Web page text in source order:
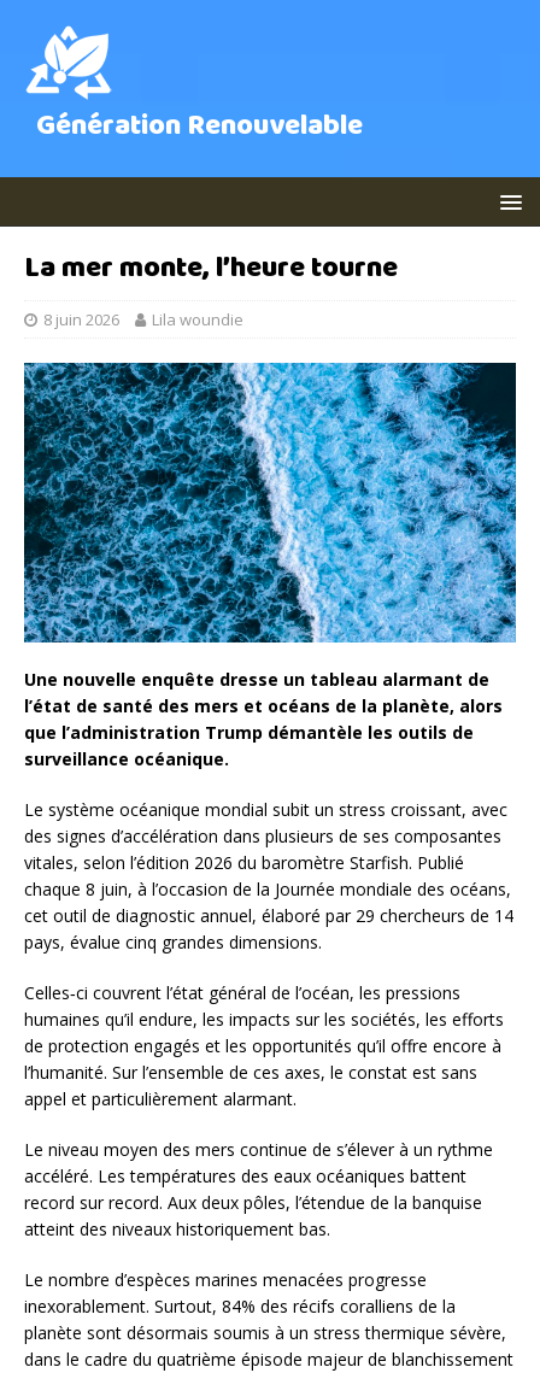
Génération Renouvelable
La mer monte, l’heure tourne
8 juin 2026 Lila woundie
Une nouvelle enquête dresse un tableau alarmant de
l’état de santé des mers et océans de la planète, alors
que l’administration Trump démantèle les outils de
surveillance océanique.
Le système océanique mondial subit un stress croissant, avec
des signes d’accélération dans plusieurs de ses composantes
vitales, selon l’édition 2026 du baromètre Starfish. Publié
chaque 8 juin, à l’occasion de la Journée mondiale des océans,
cet outil de diagnostic annuel, élaboré par 29 chercheurs de 14
pays, évalue cinq grandes dimensions.
Celles‑ci couvrent l’état général de l’océan, les pressions
humaines qu’il endure, les impacts sur les sociétés, les efforts
de protection engagés et les opportunités qu’il offre encore à
l’humanité. Sur l’ensemble de ces axes, le constat est sans
appel et particulièrement alarmant.
Le niveau moyen des mers continue de s’élever à un rythme
accéléré. Les températures des eaux océaniques battent
record sur record. Aux deux pôles, l’étendue de la banquise
atteint des niveaux historiquement bas.
Le nombre d’espèces marines menacées progresse
inexorablement. Surtout, 84% des récifs coralliens de la
planète sont désormais soumis à un stress thermique sévère,
dans le cadre du quatrième épisode majeur de blanchissement